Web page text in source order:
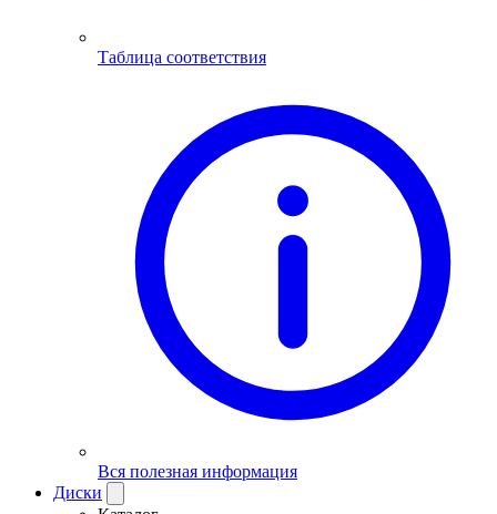
Таблица соответствия
Вся полезная информация
Диски